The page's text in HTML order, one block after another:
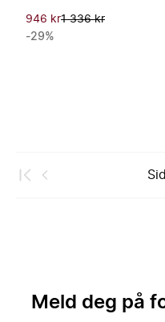
946 kr1 336 kr
-29%
Meld deg på